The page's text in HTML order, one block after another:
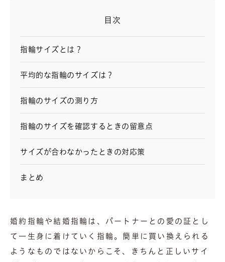
目次
指輪サイズとは？
平均的な指輪のサイズは？
指輪のサイズの測り方
指輪のサイズを確認するときの留意点
サイズが合わなかったときの対応策
まとめ
婚約指輪や結婚指輪は、パートナーとの愛の証とし
て一生身に着けていく指輪。簡単に買い換えられる
ようなものではないからこそ、きちんと正しいサイ